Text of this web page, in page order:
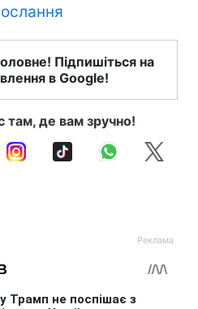
Підпишіться на
в Google!
там, де вам зручно!